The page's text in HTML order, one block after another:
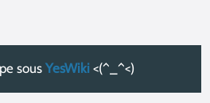
sous YesWiki <(^_^<)